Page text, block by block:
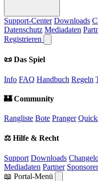
Support-Center Downloads
Datenschutz Mediadaten
Registrieren
📜 Das Spiel
Info FAQ Handbuch Regeln
🏰 Community
Rangliste Bote Pranger
⚖️ Hilfe & Recht
Support Downloads
Mediadaten Partner
📖 Portal-Menü